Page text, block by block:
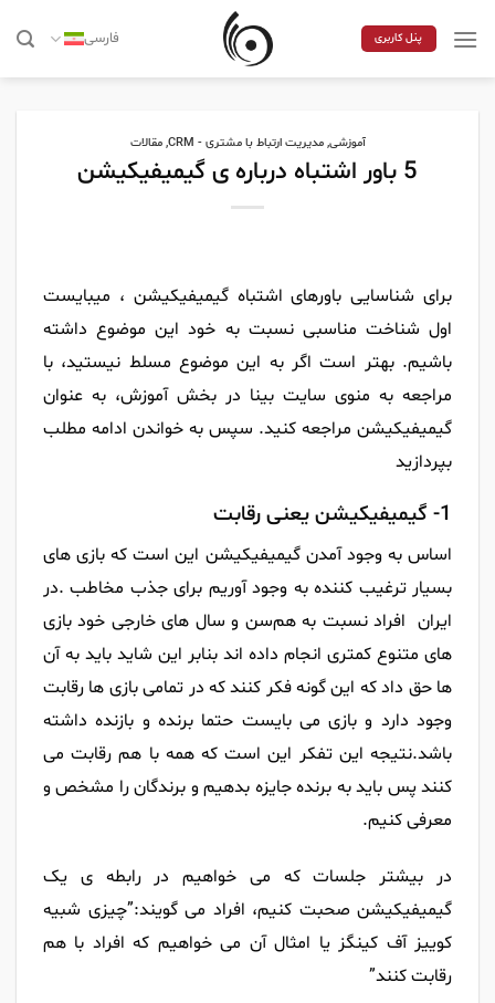
پنل کاربری فارسی
آموزشی,مدیریت ارتباط با مشتری - CRM ,مقالات
5 باور اشتباه درباره ی گیمیفیکیشن
برای شناسایی باورهای اشتباه گیمیفیکیشن ، میبایست
اول شناخت مناسبی نسبت به خود این موضوع داشته
باشیم. بهتر است اگر به این موضوع مسلط نیستید، با
مراجعه به منوی سایت بینا در بخش آموزش، به عنوان
گیمیفیکیشن مراجعه کنید. سپس به خواندن ادامه مطلب
بپردازید
1- گیمیفیکیشن یعنی رقابت
اساس به وجود آمدن گیمیفیکیشن این است که بازی های
بسیار ترغیب کننده به وجود آوریم برای جذب مخاطب‌ .در
ایران افراد نسبت به هم‌سن و سال های خارجی خود بازی
های متنوع کمتری انجام داده اند بنابر این شاید باید به آن
ها حق داد که این گونه فکر کنند که در تمامی بازی ها رقابت
وجود دارد و بازی می بایست حتما برنده و بازنده داشته
باشد.نتیجه این تفکر این است که همه با هم رقابت می
کنند پس باید به برنده جایزه بدهیم و برندگان را مشخص و
معرفی کنیم.
در بیشتر جلسات که می خواهیم در رابطه ی یک
گیمیفیکیشن صحبت کنیم، افراد می گویند:”چیزی شبیه
کوییز آف کینگز یا امثال آن می خواهیم که افراد با هم
رقابت کنند”